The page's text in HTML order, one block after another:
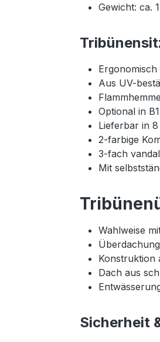
Gewicht: ca.
Aus UV-
Optional in
Lieferbar in
2-farbige
3-fach
Mit
Wahlweise
Konstruktion
Dach aus
Sicherheit